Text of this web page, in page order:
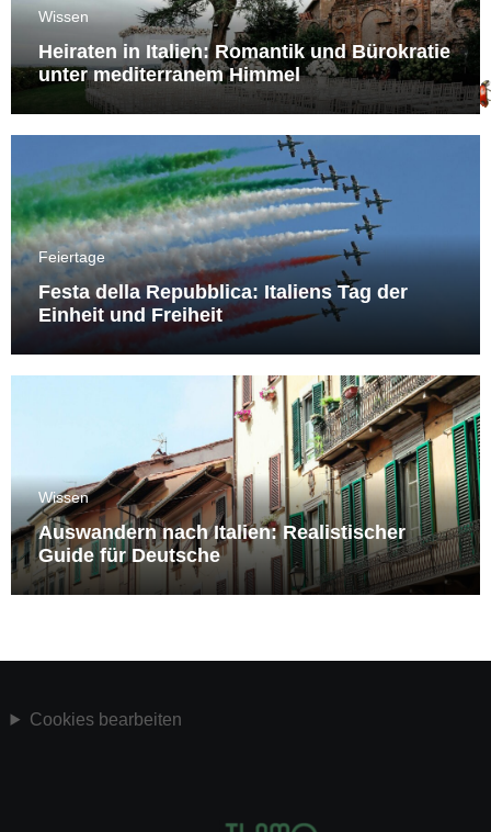
Wissen
Heiraten in Italien: Romantik und Bürokratie
unter mediterranem Himmel
Feiertage
Festa della Repubblica: Italiens Tag der
Einheit und Freiheit
Wissen
Auswandern nach Italien: Realistischer
Guide für Deutsche
Cookies bearbeiten